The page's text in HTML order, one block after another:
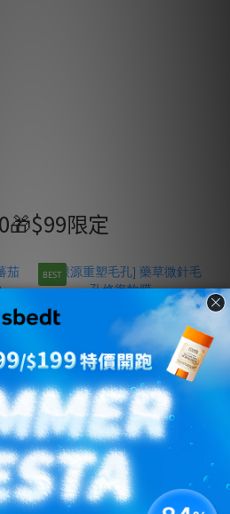
限定
BEST
[根源重塑毛孔] 藥草微針毛
孔修復軟膜
HK$205.00
HK$359.00